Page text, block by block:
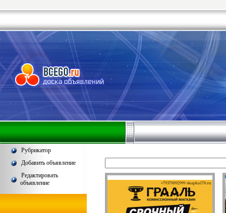
Рубрикатор
Добавить объявление
Редактировать
объявление